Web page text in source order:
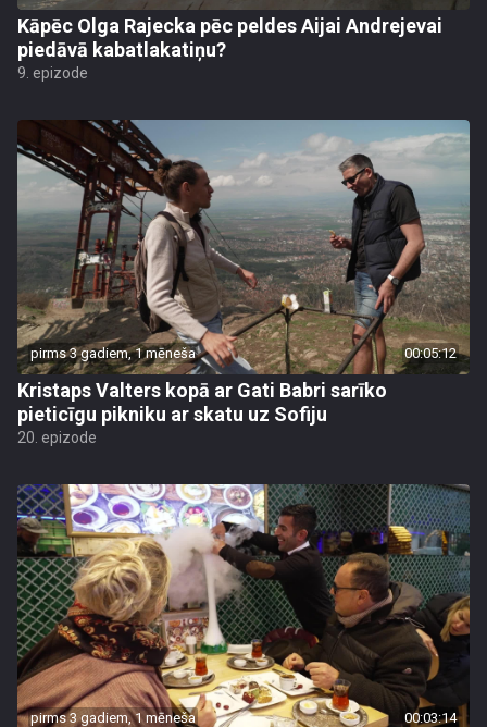
Kāpēc Olga Rajecka pēc peldes Aijai Andrejevai
piedāvā kabatlakatiņu?
9. epizode
pirms 3 gadiem, 1 mēneša 00:05:12
Kristaps Valters kopā ar Gati Babri sarīko
pieticīgu pikniku ar skatu uz Sofiju
20. epizode
pirms 3 gadiem, 1 mēneša 00:03:14